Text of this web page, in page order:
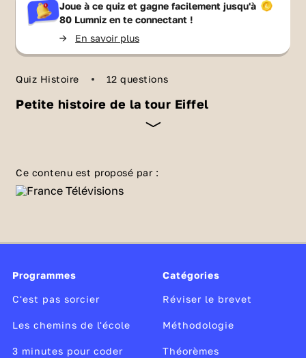
Joue à ce quiz et gagne facilement jusqu'à
80 Lumniz en te connectant !
-> En savoir plus
Quiz Histoire 12 questions
Petite histoire de la tour Eiffel
entièrement dévolue au fer. Son clou : la
tour construite par Gustave Eiffel, vitrine du
teste tes connaissances sur l'histoire de la
Ce contenu est proposé par :
Programmes
C'est pas sorcier
Les chemins de l'école
3 minutes pour coder
Catégories
Réviser le brevet
Méthodologie
Théorèmes